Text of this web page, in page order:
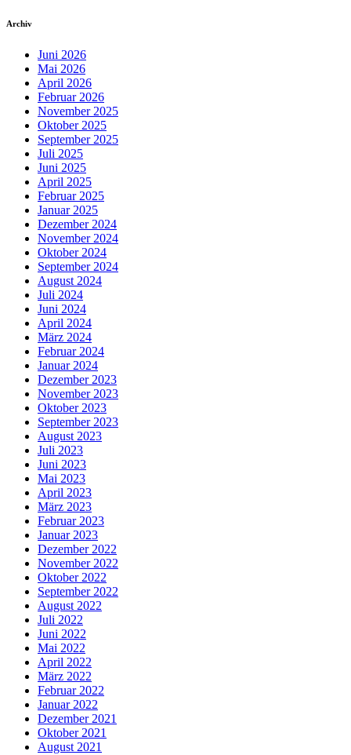
Archiv
Juni 2026
Mai 2026
April 2026
Februar 2026
November 2025
Oktober 2025
September 2025
Juli 2025
Juni 2025
April 2025
Februar 2025
Januar 2025
Dezember 2024
November 2024
Oktober 2024
September 2024
August 2024
Juli 2024
Juni 2024
April 2024
März 2024
Februar 2024
Januar 2024
Dezember 2023
November 2023
Oktober 2023
September 2023
August 2023
Juli 2023
Juni 2023
Mai 2023
April 2023
März 2023
Februar 2023
Januar 2023
Dezember 2022
November 2022
Oktober 2022
September 2022
August 2022
Juli 2022
Juni 2022
Mai 2022
April 2022
März 2022
Februar 2022
Januar 2022
Dezember 2021
Oktober 2021
August 2021